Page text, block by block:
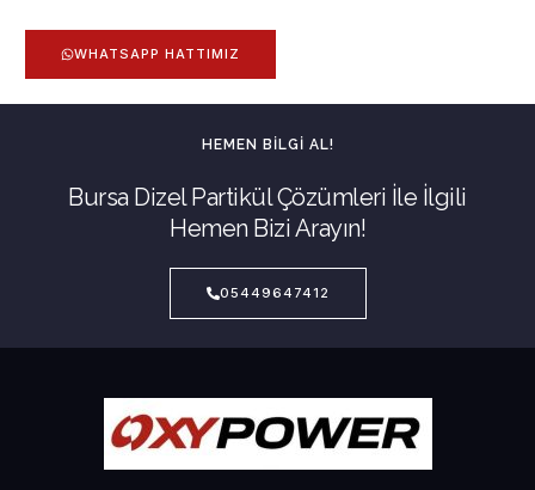
WHATSAPP HATTIMIZ
HEMEN BILGI AL!
Bursa Dizel Partikül Çözümleri İle İlgili
Hemen Bizi Arayın!
05449647412